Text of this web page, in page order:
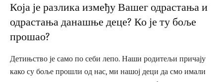
Која је разлика између Вашег одрастања и
одрастања данашње деце? Ко је ту боље
прошао?
Детињство је само по себи лепо. Наши родитељи причају
како су боље прошли од нас, ми нашој деци да смо имали